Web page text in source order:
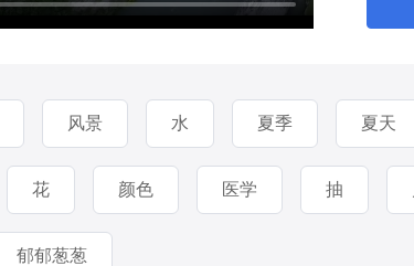
风景 水 夏季 夏天
花 颜色 医学 抽
郁郁葱葱